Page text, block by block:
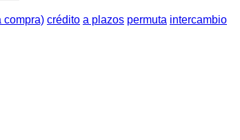
compra) crédito a plazos permuta intercambio